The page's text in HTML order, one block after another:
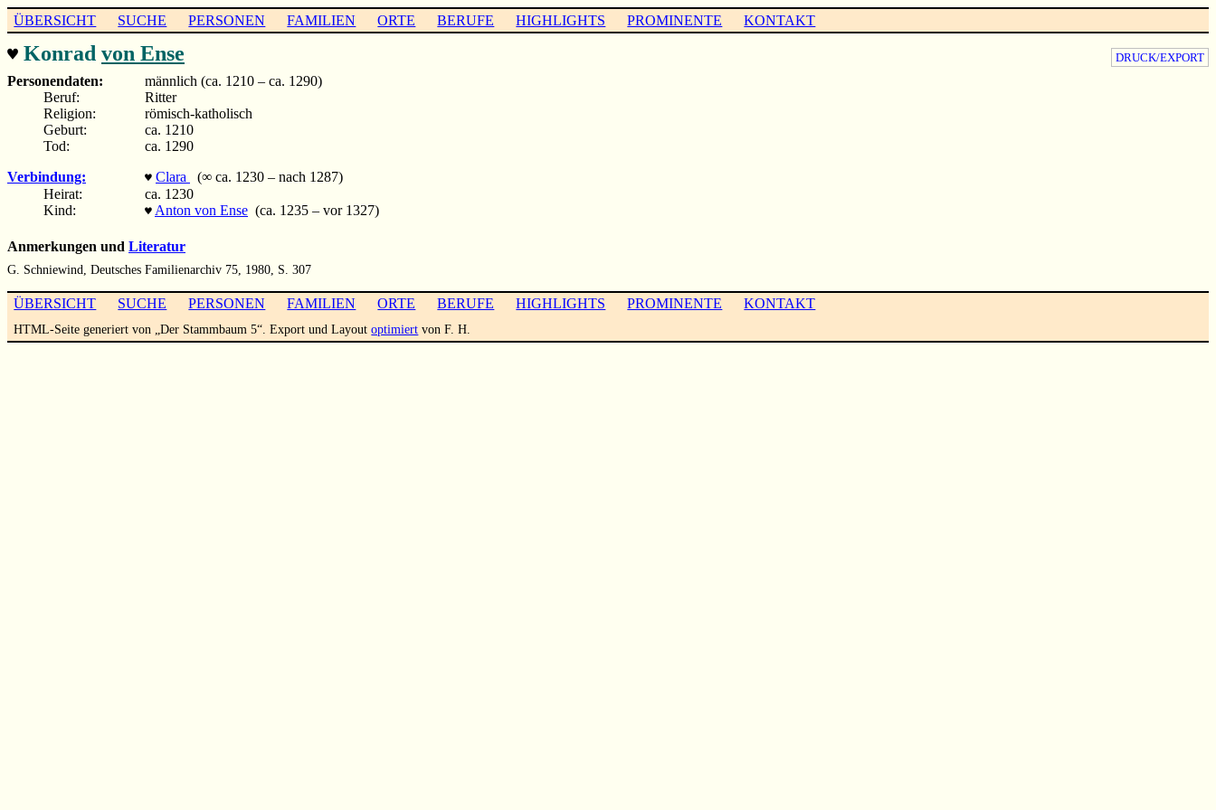
ÜBERSICHT SUCHE PERSONEN FAMILIEN ORTE BERUFE HIGHLIGHTS PROMINENTE KONTAKT
DRUCK/EXPORT
♥ Konrad von Ense
Personendaten:
männlich (ca. 1210 – ca. 1290)
Beruf:
Ritter
Religion:
römisch-katholisch
Geburt:
ca. 1210
Tod:
ca. 1290
Verbindung:
♥ Clara
(∞ ca. 1230 – nach 1287)
Heirat:
ca. 1230
Kind:
♥ Anton von Ense (ca. 1235 – vor 1327)
Anmerkungen und Literatur
G. Schniewind, Deutsches Familienarchiv 75, 1980, S. 307
ÜBERSICHT SUCHE PERSONEN FAMILIEN ORTE BERUFE HIGHLIGHTS PROMINENTE KONTAKT
HTML-Seite generiert von „Der Stammbaum 5“. Export und Layoutoptimiert von F. H.